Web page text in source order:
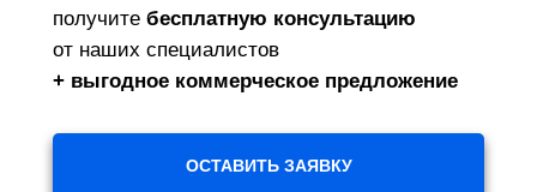
получите бесплатную консультацию
от наших специалистов
+ выгодное коммерческое предложение
ОСТАВИТЬ ЗАЯВКУ